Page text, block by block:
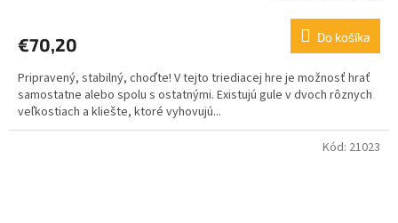
€70,20 Do košíka
Pripravený, stabilný, choďte! V tejto triediacej hre je možnosť hrať
samostatne alebo spolu s ostatnými. Existujú gule v dvoch rôznych
veľkostiach a kliešte, ktoré vyhovujú...
Kód: 21023